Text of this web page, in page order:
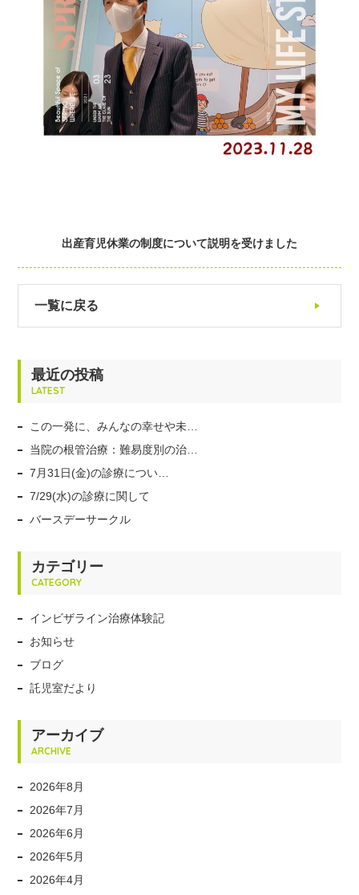
出産育児休業の制度について説明を受けました
一覧に戻る
最近の投稿
LATEST
この一発に、みんなの幸せや未…
当院の根管治療：難易度別の治…
7月31日(金)の診療につい…
7/29(水)の診療に関して
バースデーサークル
カテゴリー
CATEGORY
インビザライン治療体験記
お知らせ
ブログ
託児室だより
アーカイブ
ARCHIVE
2026年8月
2026年7月
2026年6月
2026年5月
2026年4月